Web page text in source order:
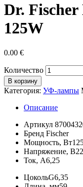
Dr. Fischer
125W
0.00 €
Количество
В корзину
Категория: УФ-лампы
Описание
Артикул
Бренд Fischer
Мощность, Вт
Напряжение, В22
Ток, А6,25
ЦокольG6,35